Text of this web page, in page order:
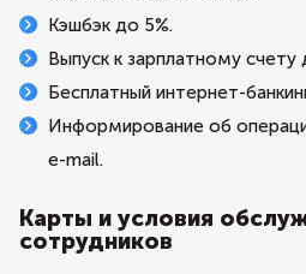
Кэшбэк до 5%.
Выпуск к зарплатному счету
Бесплатный интернет-
Информирование об
e-mail.
Карты и условия
сотрудников